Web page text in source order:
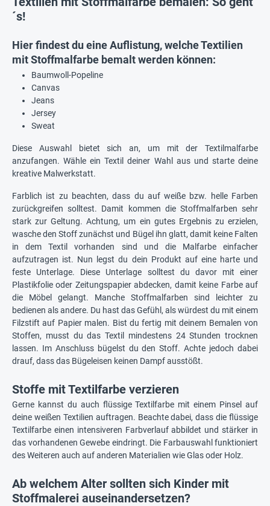
´s!
Hier findest du eine Auflistung, welche Textilien
mit Stoffmalfarbe bemalt werden können:
Baumwoll-Popeline
Canvas
Jeans
Jersey
Sweat
Diese Auswahl bietet sich an, um mit der Textilmalfarbe
anzufangen. Wähle ein Textil deiner Wahl aus und starte deine
kreative Malwerkstatt.
Farblich ist zu beachten, dass du auf weiße bzw. helle Farben
zurückgreifen solltest. Damit kommen die Stoffmalfarben sehr
stark zur Geltung. Achtung, um ein gutes Ergebnis zu erzielen,
wasche den Stoff zunächst und Bügel ihn glatt, damit keine Falten
in dem Textil vorhanden sind und die Malfarbe einfacher
aufzutragen ist. Nun legst du dein Produkt auf eine harte und
feste Unterlage. Diese Unterlage solltest du davor mit einer
Plastikfolie oder Zeitungspapier abdecken, damit keine Farbe auf
die Möbel gelangt. Manche Stoffmalfarben sind leichter zu
bedienen als andere. Du hast das Gefühl, als würdest du mit einem
Filzstift auf Papier malen. Bist du fertig mit deinem Bemalen von
Stoffen, musst du das Textil mindestens 24 Stunden trocknen
lassen. Im Anschluss bügelst du den Stoff. Achte jedoch dabei
drauf, dass das Bügeleisen keinen Dampf ausstößt.
Stoffe mit Textilfarbe verzieren
Gerne kannst du auch flüssige Textilfarbe mit einem Pinsel auf
deine weißen Textilien auftragen. Beachte dabei, dass die flüssige
Textilfarbe einen intensiveren Farbverlauf abbildet und stärker in
das vorhandenen Gewebe eindringt. Die Farbauswahl funktioniert
des Weiteren auch auf anderen Materialien wie Glas oder Holz.
Ab welchem Alter sollten sich Kinder mit
Stoffmalerei auseinandersetzen?